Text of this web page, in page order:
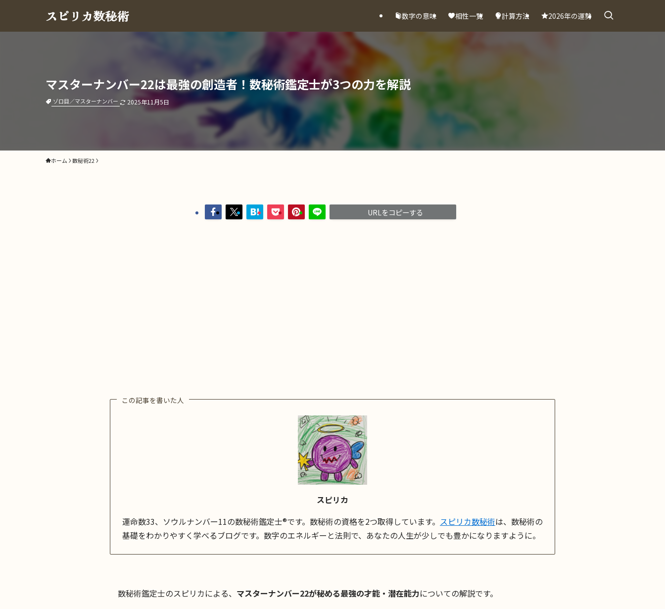
スピリカ数秘術 数字の意味 相性一覧 計算方法 2026年の運勢
マスターナンバー22は最強の創造者！数秘術鑑定士が3つの力を解説
ゾロ目／マスターナンバー 2025年11月5日
ホーム 数秘術22
URLをコピーする
この記事を書いた人
スピリカ
運命数33、ソウルナンバー11の数秘術鑑定士®です。数秘術の資格を2つ取得しています。 スピリカ数秘術は、数秘術の
基礎をわかりやすく学べるブログです。数字のエネルギーと法則で、あなたの人生が少しでも豊かになりますように。
数秘術鑑定士のスピリカによる、 マスターナンバー22が秘める最強の才能・潜在能力についての解説です。